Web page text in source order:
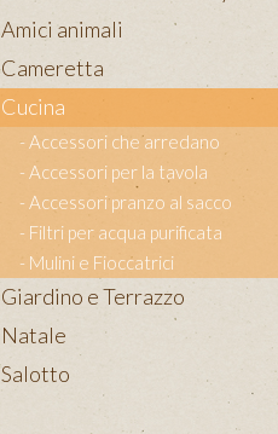
Amici animali
Cameretta
Cucina
Accessori che arredano
Accessori per la tavola
Accessori pranzo al sacco
Filtri per acqua purificata
Mulini e Fioccatrici
Giardino e Terrazzo
Natale
Salotto